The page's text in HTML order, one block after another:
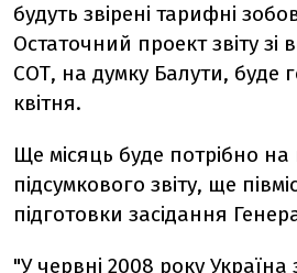
будуть звірені тарифні
Остаточний проект звіту зі
СОТ, на думку Балути, буде
квітня.
Ще місяць буде потрібно на
підсумкового звіту, ще
підготовки засідання
"У червні 2008 року